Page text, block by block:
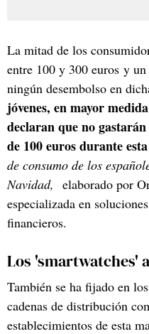
La mitad de los
entre 100 y 300 euros y
ningún desembolso en
jóvenes, en mayor
declaran que no
de 100 euros durante
de consumo de los
Navidad, elaborado por
especializada en
financieros.
Los 'smartwatches'
También se ha fijado en
cadenas de distribución
establecimientos de esta